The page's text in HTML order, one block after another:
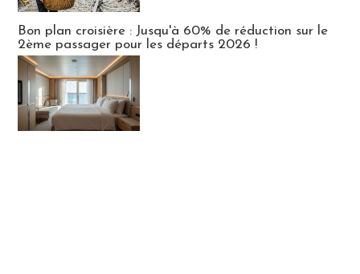
Bon plan croisière : Jusqu'à 60% de réduction sur le
2ème passager pour les départs 2026 !